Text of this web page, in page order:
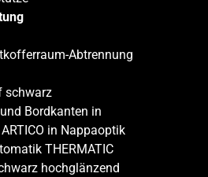
Abtrennung
schwarz
Bordkanten in
in Nappaoptik
THERMATIC
hochglänzend